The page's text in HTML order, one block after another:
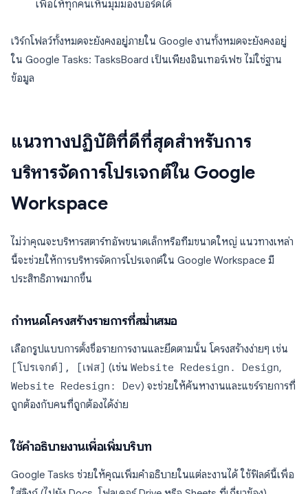
เพื่อให้ทุกคนเห็นมุมมองบอร์ดได้
เวิร์กโฟลว์ทั้งหมดจะยังคงอยู่ภายใน Google งานทั้งหมดจะยังคงอยู่
ใน Google Tasks: TasksBoard เป็นเพียงอินเทอร์เฟซ ไม่ใช่ฐาน
ข้อมูล
แนวทางปฏิบัติที่ดีที่สุดสำหรับการ
บริหารจัดการโปรเจกต์ใน Google
Workspace
ไม่ว่าคุณจะบริหารสตาร์ทอัพขนาดเล็กหรือทีมขนาดใหญ่ แนวทางเหล่า
นี้จะช่วยให้การบริหารจัดการโปรเจกต์ใน Google Workspace มี
ประสิทธิภาพมากขึ้น
กำหนดโครงสร้างรายการที่สม่ำเสมอ
เลือกรูปแบบการตั้งชื่อรายการงานและยึดตามนั้น โครงสร้างง่ายๆ เช่น
[โปรเจกต์], [เฟส]
(เช่น Website Redesign. Design,
Website Redesign: Dev) จะช่วยให้ค้นหางานและแชร์รายการที่
ถูกต้องกับคนที่ถูกต้องได้ง่าย
ใช้คำอธิบายงานเพื่อเพิ่มบริบท
Google Tasks ช่วยให้คุณเพิ่มคำอธิบายในแต่ละงานได้ ใช้ฟิลด์นี้เพื่อ